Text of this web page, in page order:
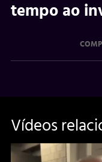
tempo ao
Vídeos